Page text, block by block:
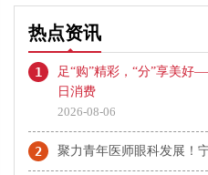
热点资讯
1
足“购”精彩，“分”享美好
日消费
2026-08-06
2